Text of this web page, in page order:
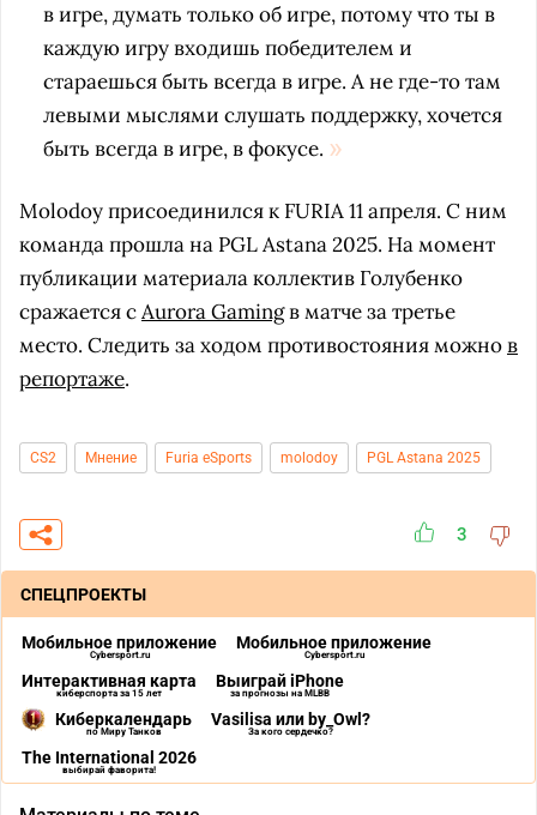
в игре, думать только об игре, потому что ты в
каждую игру входишь победителем и
стараешься быть всегда в игре. А не где-то там
левыми мыслями слушать поддержку, хочется
быть всегда в игре, в фокусе.
Molodoy присоединился к FURIA 11 апреля. С ним
команда прошла на PGL Astana 2025. На момент
публикации материала коллектив Голубенко
сражается сAurora Gamingв матче за третье
место. Следить за ходом противостояния можнов
репортаже.
CS2 Мнение Furia eSports molodoy PGL Astana 2025
3
СПЕЦПРОЕКТЫ
Мобильное приложение
Cybersport.ru
Мобильное приложение
Cybersport.ru
Интерактивная карта
киберспорта за 15 лет
Выиграй iPhone
за прогнозы на MLBB
Киберкалендарь
по Миру Танков
Vasilisa или by_Owl?
За кого сердечко?
The International 2026
выбирай фаворита!